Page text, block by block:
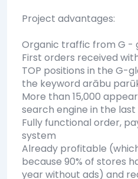
Project advantages:
Organic traffic from G -
First orders received
TOP positions in the G-
the keyword arābu
More than 15,000
search engine in the
Fully functional order,
system
Already profitable
because 90% of stores
year without ads) and